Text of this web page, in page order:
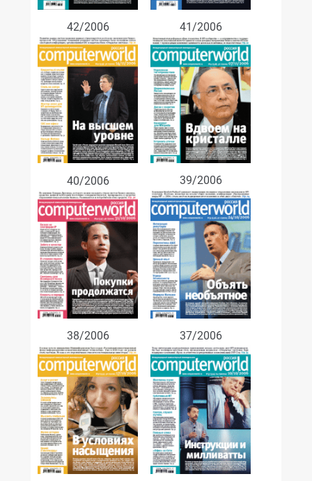
42/2006 41/2006
40/2006 39/2006
38/2006 37/2006